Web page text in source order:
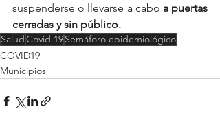
suspenderse o llevarse a cabo a puertas
cerradas y sin público.
SaludCovid 19Semáforo epidemiológico
COVID19
Municipios